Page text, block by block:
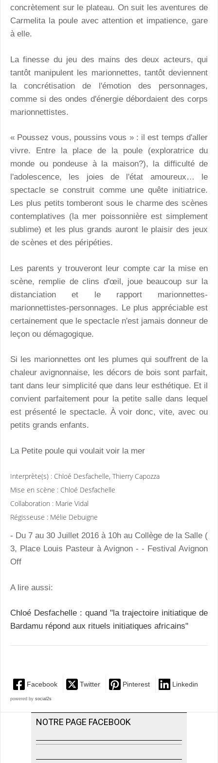
concrètement sur le plateau. On suit les aventures de
Carmelita la poule avec attention et impatience, gare
à elle.
La finesse du jeu des mains des deux acteurs, qui
tantôt manipulent les marionnettes, tantôt deviennent
la concrétisation de l'émotion des personnages,
comme si des ondes d'énergie débordaient des corps
marionnettistes.
« Poussez vous, poussins vous » : il est temps d'aller
vivre. Entre la place de la poule (exploratrice du
monde ou pondeuse à la maison?), la difficulté de
l'adolescence, les joies de l'état amoureux… le
spectacle se construit comme une quête initiatrice.
Les plus petits tomberont sous le charme des scènes
contemplatives (la mer poissonnière est simplement
sublime) et les plus grands auront le plaisir des jeux
de scènes et des péripéties.
Les parents y trouveront leur compte car la mise en
scène, remplie de clins d'œil, joue beaucoup sur la
distanciation et le rapport marionnettes-
marionnettistes-personnages. Le plus appréciable est
certainement que le spectacle n'est jamais donneur de
leçon ou démagogique.
Si les marionnettes ont les plumes qui souffrent de la
chaleur avignonnaise, les décors de bois sont parfait,
tant dans leur simplicité que dans leur esthétique. Et il
convient parfaitement pour la petite salle dans lequel
est présenté le spectacle. À voir donc, vite, avec ou
petits grands enfants.
La Petite poule qui voulait voir la mer
Interprète(s) : Chloé Desfachelle, Thierry Capozza
Mise en scène : Chloé Desfachelle
Collaboration : Marie Vidal
Régisseuse : Mélie Debuigne
- Du 7 au 30 Juillet 2016 à 10h au Collège de la Salle (
3, Place Louis Pasteur à Avignon - - Festival Avignon
Off
A lire aussi:
Chloé Desfachelle : quand "la trajectoire initiatique de
Bardamu répond aux rituels initiatiques africains"
Facebook Twitter Pinterest Linkedin
powered by social2s
NOTRE PAGE FACEBOOK